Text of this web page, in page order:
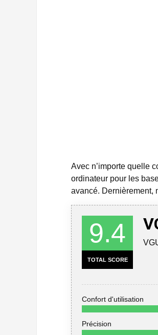
Avec n’importe quelle
ordinateur pour les
avancé. Dernièrement,
9.4
TOTAL SCORE
Confort d'utilisation
Précision